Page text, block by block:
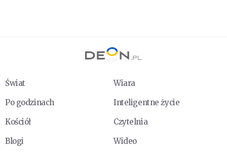
Świat
Wiara
Po godzinach
Inteligentne życie
Kościół
Czytelnia
Blogi
Wideo